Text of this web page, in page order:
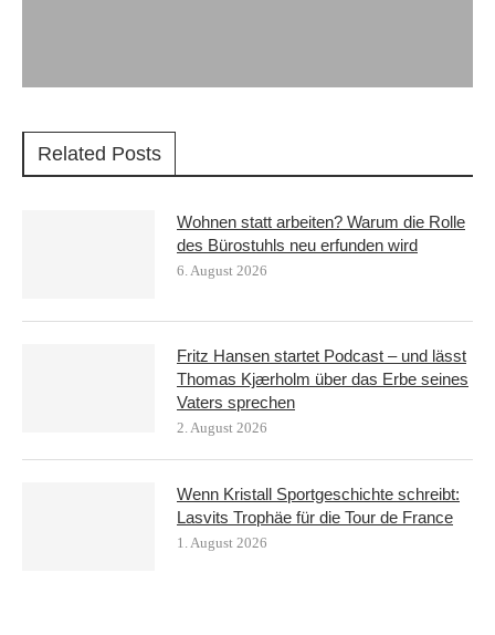
Related Posts
Wohnen statt arbeiten? Warum die Rolle
des Bürostuhls neu erfunden wird
6. August 2026
Fritz Hansen startet Podcast – und lässt
Thomas Kjærholm über das Erbe seines
Vaters sprechen
2. August 2026
Wenn Kristall Sportgeschichte schreibt:
Lasvits Trophäe für die Tour de France
1. August 2026